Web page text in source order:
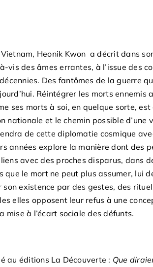
Heonik Kwon a décrit dans
vis des âmes errantes, à l’issue des
Des fantômes de la guerre
Réintégrer les morts ennemis
ses morts à soi, en quelque sorte, est
nationale et le chemin possible d’une
de cette diplomatie cosmique
années explore la manière dont des
avec des proches disparus, dans
que le mort ne peut plus assumer, lui
existence par des gestes, des
elles opposent leur refus à une
mise à l’écart sociale des défunts.
au éditions La Découverte : Que